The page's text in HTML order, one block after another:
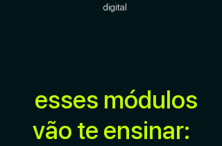
digital
esses módulos
vão te ensinar: